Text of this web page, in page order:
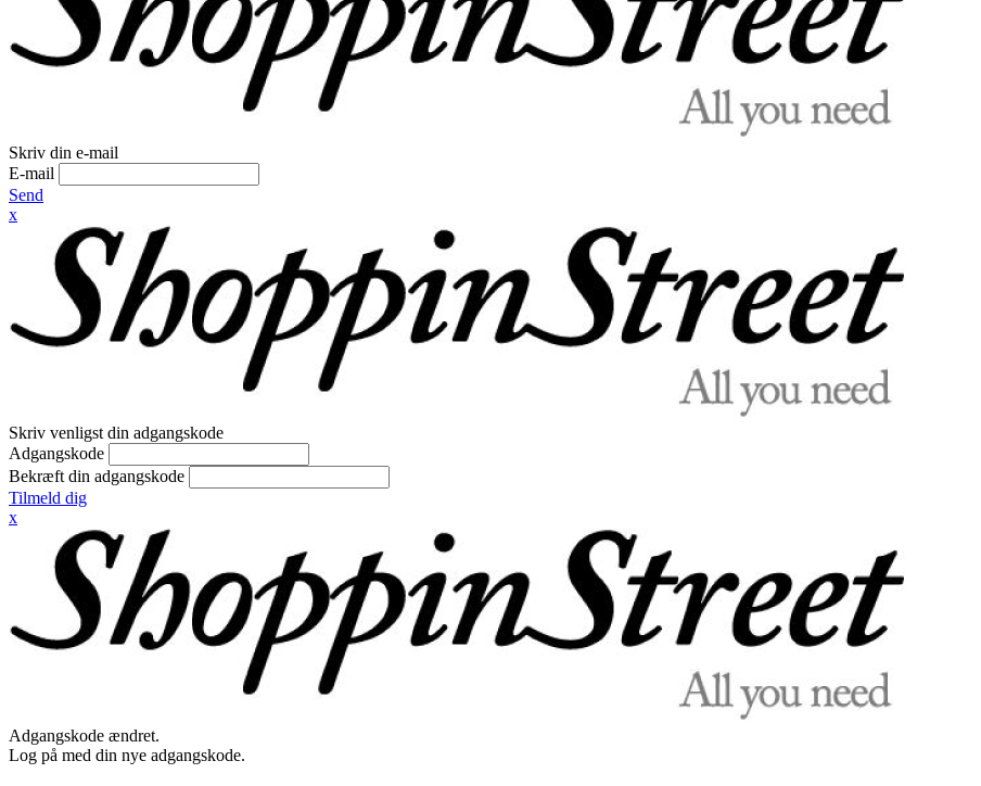
Skriv din e-mail
E-mail
Send
x
Skriv venligst din adgangskode
Adgangskode
Bekræft din adgangskode
Tilmeld dig
x
Adgangskode ændret.
Log på med din nye adgangskode.